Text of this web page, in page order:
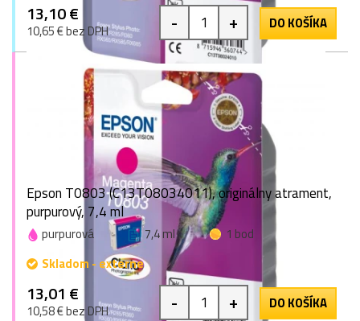
13,10 €
10,65 € bez DPH - + DO KOŠÍKA
Epson T0803 (C13T08034011), originálny atrament,
purpurový, 7,4 ml
purpurová 7,4 ml
1 bod
Skladom - externe
13,01 €
10,58 € bez DPH - + DO KOŠÍKA